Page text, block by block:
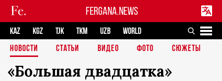
FERGANA.NEWS
KAZ KGZ TJK TKM UZB
WORLD
НОВОСТИ
СТАТЬИ ВИДЕО ФОТО СЮЖЕТЫ
«Большая двадцатка»